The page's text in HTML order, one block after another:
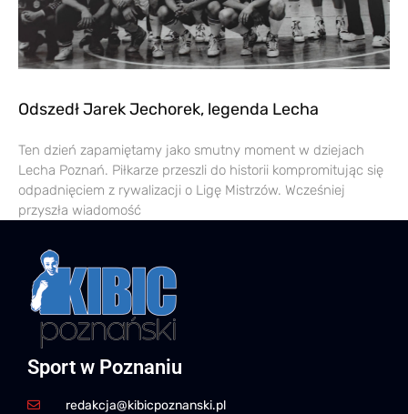
Odszedł Jarek Jechorek, legenda Lecha
Ten dzień zapamiętamy jako smutny moment w dziejach
Lecha Poznań. Piłkarze przeszli do historii kompromitując się
odpadnięciem z rywalizacji o Ligę Mistrzów. Wcześniej
przyszła wiadomość
Sport w Poznaniu
redakcja@kibicpoznanski.pl